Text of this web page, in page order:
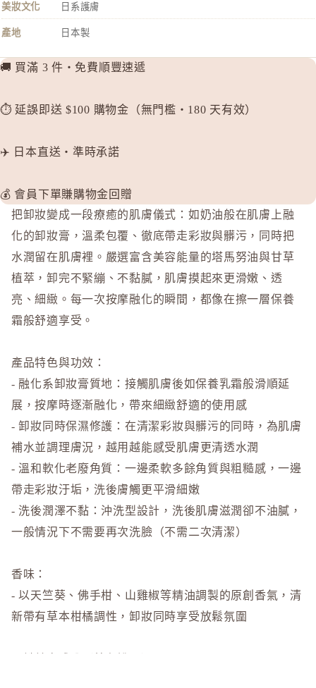
美妝文化 日系護膚
產地 日本製
🚚 買滿 3 件・免費順豐速遞
⏱️ 延誤即送 $100 購物金（無門檻・180 天有效）
✈️ 日本直送・準時承諾
💰 會員下單賺購物金回贈
把卸妝變成一段療癒的肌膚儀式：如奶油般在肌膚上融
化的卸妝膏，溫柔包覆、徹底帶走彩妝與髒污，同時把
水潤留在肌膚裡。嚴選富含美容能量的塔馬努油與甘草
植萃，卸完不緊繃、不黏膩，肌膚摸起來更滑嫩、透
亮、細緻。每一次按摩融化的瞬間，都像在擦一層保養
霜般舒適享受。
產品特色與功效：
- 融化系卸妝膏質地：接觸肌膚後如保養乳霜般滑順延
展，按摩時逐漸融化，帶來細緻舒適的使用感
- 卸妝同時保濕修護：在清潔彩妝與髒污的同時，為肌膚
補水並調理膚況，越用越能感受肌膚更清透水潤
- 溫和軟化老廢角質：一邊柔軟多餘角質與粗糙感，一邊
帶走彩妝汙垢，洗後膚觸更平滑細嫩
- 洗後潤澤不黏：沖洗型設計，洗後肌膚滋潤卻不油膩，
一般情況下不需要再次洗臉（不需二次清潔）
香味：
- 以天竺葵、佛手柑、山雞椒等精油調製的原創香氣，清
新帶有草本柑橘調性，卸妝同時享受放鬆氛圍